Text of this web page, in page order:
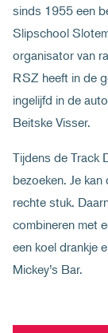
sinds 1955 een
Slipschool
organisator van
RSZ heeft in de
ingelijfd in de
Beitske Visser.
Tijdens de Track
bezoeken. Je
rechte stuk.
combineren met
een koel drankje
Mickey’s Bar.